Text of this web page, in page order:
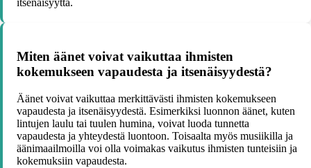
Miten äänet voivat vaikuttaa ihmisten
kokemukseen vapaudesta ja itsenäisyydestä?
Äänet voivat vaikuttaa merkittävästi ihmisten kokemukseen
vapaudesta ja itsenäisyydestä. Esimerkiksi luonnon äänet, kuten
lintujen laulu tai tuulen humina, voivat luoda tunnetta
vapaudesta ja yhteydestä luontoon. Toisaalta myös musiikilla ja
äänimaailmoilla voi olla voimakas vaikutus ihmisten tunteisiin ja
kokemuksiin vapaudesta.